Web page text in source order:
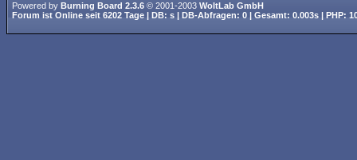
Powered by Burning Board 2.3.6 © 2001-2003 WoltLab GmbH
Forum ist Online seit 6202 Tage | DB: s | DB-Abfragen: 0 | Gesamt: 0.003s | PHP: